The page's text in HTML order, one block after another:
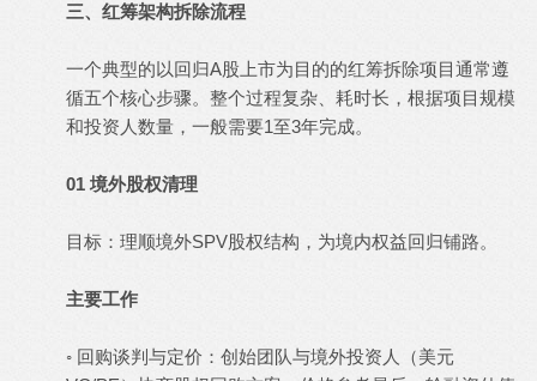
三、红筹架构拆除流程
一个典型的以回归A股上市为目的的红筹拆除项目通常遵
循五个核心步骤。整个过程复杂、耗时长，根据项目规模
和投资人数量，一般需要1至3年完成。
01 境外股权清理
目标：理顺境外SPV股权结构，为境内权益回归铺路。
主要工作
◦ 回购谈判与定价：创始团队与境外投资人（美元